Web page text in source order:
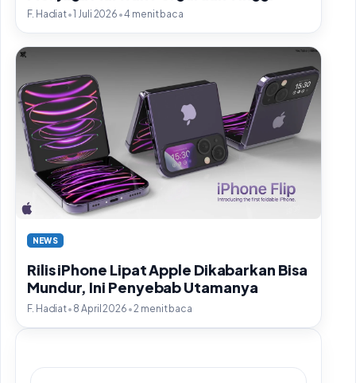
F. Hadiat•1 Juli 2026 •4 menit baca
NEWS
Rilis iPhone Lipat Apple Dikabarkan Bisa
Mundur, Ini Penyebab Utamanya
F. Hadiat• 8 April 2026 •2 menit baca